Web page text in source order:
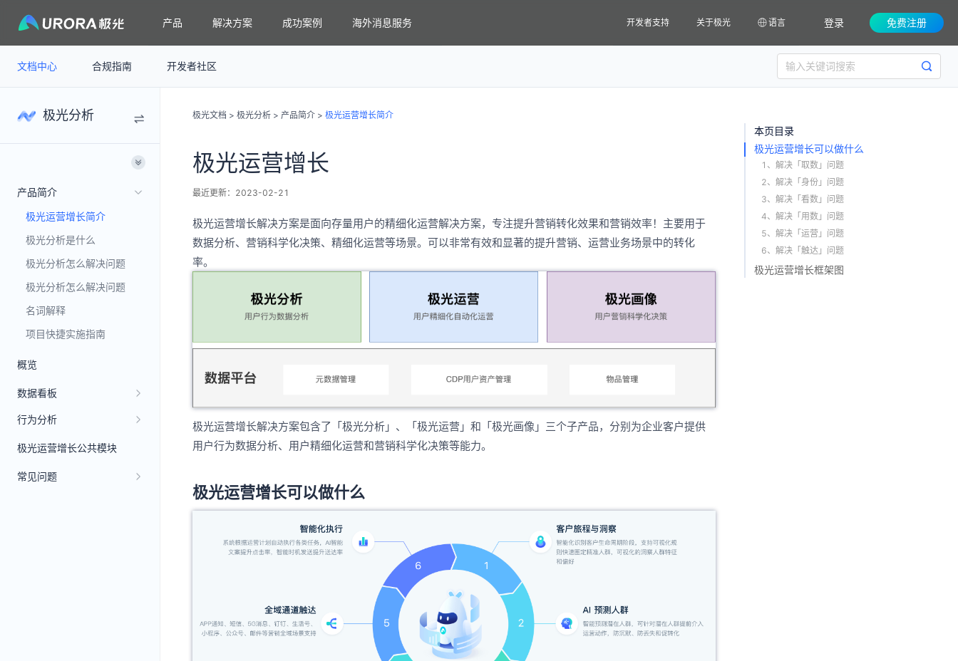
产品 解决方案 成功案例 海外消息服务 开发者支持 关于极光 语言 登录 免费注册
文档中心 合规指南 开发者社区
极光分析
产品简介
极光运营增长简介
极光分析是什么
极光分析怎么解决问题
极光分析怎么解决问题
名词解释
项目快捷实施指南
概览
数据看板
行为分析
极光运营增长公共模块
常见问题
极光文档 > 极光分析 > 产品简介 > 极光运营增长简介
极光运营增长
最近更新：2023-02-21
极光运营增长解决方案是面向存量用户的精细化运营解决方案，专注提升营销转化效果和营销效率！主要用于
数据分析、营销科学化决策、精细化运营等场景。可以非常有效和显著的提升营销、运营业务场景中的转化
率。
极光运营增长解决方案包含了「极光分析」、「极光运营」和「极光画像」三个子产品，分别为企业客户提供
用户行为数据分析、用户精细化运营和营销科学化决策等能力。
极光运营增长可以做什么
本页目录
极光运营增长可以做什么
1、解决「取数」问题
2、解决「身份」问题
3、解决「看数」问题
4、解决「用数」问题
5、解决「运营」问题
6、解决「触达」问题
极光运营增长框架图